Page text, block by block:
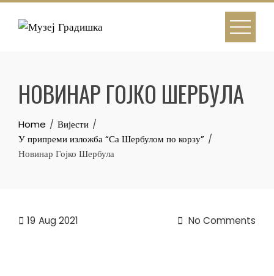
Skip
НОВИНАР ГОЈКО ШЕРБУЛА
Home
Вијести
У припреми изложба “Са Шербулом по корзу”
Новинар Гојко Шербула
19 Aug 2021 No Comments